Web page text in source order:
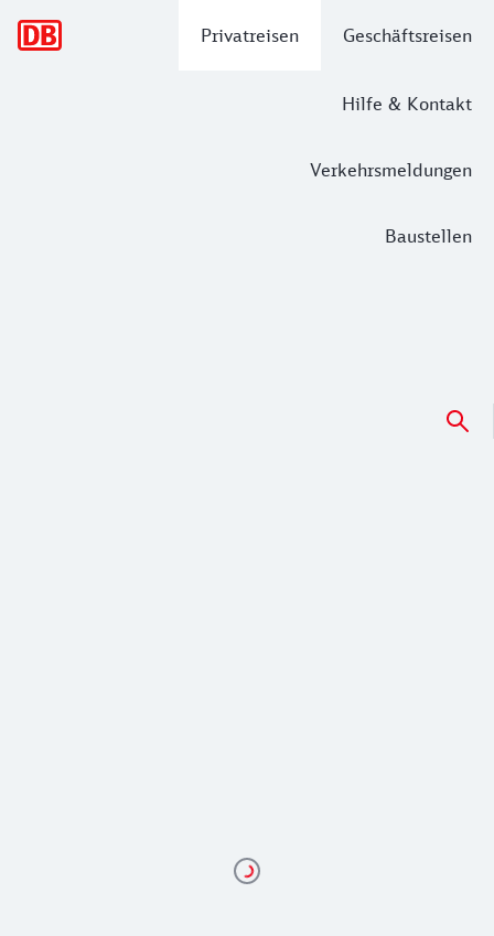
Privatreisen Geschäftsreisen
Hilfe & Kontakt
Verkehrsmeldungen
Baustellen